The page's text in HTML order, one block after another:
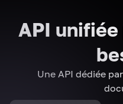
API
Une API dédiée